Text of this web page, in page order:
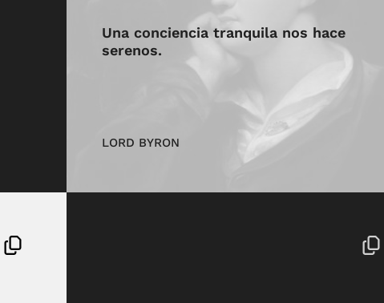
Una conciencia tranquila nos hace
serenos.
LORD BYRON